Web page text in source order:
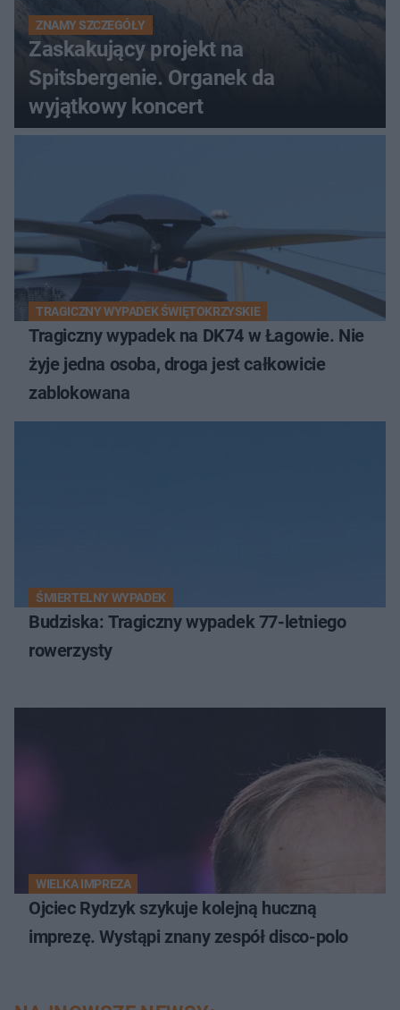
ZNAMY SZCZEGÓŁY
Zaskakujący projekt na
Spitsbergenie. Organek da
wyjątkowy koncert
TRAGICZNY WYPADEK ŚWIĘTOKRZYSKIE
Tragiczny wypadek na DK74 w Łagowie. Nie
żyje jedna osoba, droga jest całkowicie
zablokowana
ŚMIERTELNY WYPADEK
Budziska: Tragiczny wypadek 77-letniego
rowerzysty
WIELKA IMPREZA
Ojciec Rydzyk szykuje kolejną huczną
imprezę. Wystąpi znany zespół disco-polo